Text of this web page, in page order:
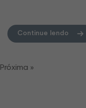
Continue lendo
Próxima »